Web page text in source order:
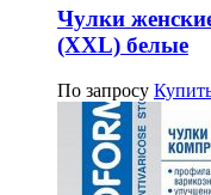
Чулки
(XXL) белые
По запросу